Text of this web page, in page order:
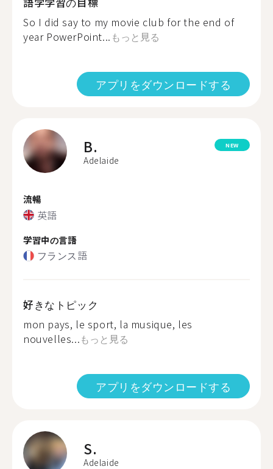
So I did say to my movie club for the end of
year PowerPoint... もっと見る
アプリをダウンロードする
B.
Adelaide
NEW
流暢
英語
学習中の言語
フランス語
好きなトピック
mon pays, le sport, la musique, les
nouvelles...もっと見る
アプリをダウンロードする
S.
Adelaide